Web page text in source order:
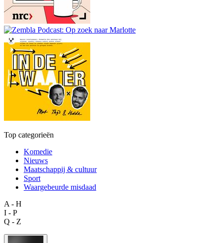
Top categorieën
Komedie
Nieuws
Maatschappij & cultuur
Sport
Waargebeurde misdaad
A - H
I - P
Q - Z